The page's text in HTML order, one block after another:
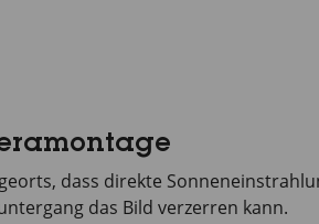
dass direkte
das Bild verzerren kann.